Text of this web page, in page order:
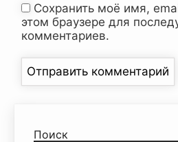
Сохранить моё имя,
этом браузере для
комментариев.
Поиск